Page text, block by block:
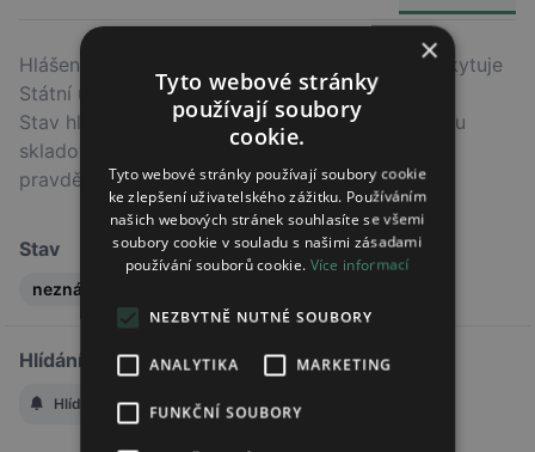
Hlášení o dodávkách přípravku na trh v ČR poskytuje
Státní ústav pro kontrolu léčiv (SÚKL).
Stav hlášení nemusí odpovídat skutečnému stavu
skladových zásob v lékárnách, ale indikuje
pravděpodobný trend.
Stav
neznámý
Hlídání změny stavu
Hlídat změnu stavu
×
Tyto webové stránky
používají soubory
cookie.
Tyto webové stránky používají soubory cookie
ke zlepšení uživatelského zážitku. Používáním
našich webových stránek souhlasíte se všemi
soubory cookie v souladu s našimi zásadami
používání souborů cookie. Více informací
NEZBYTNĚ NUTNÉ SOUBORY
ANALYTIKA MARKETING
FUNKČNÍ SOUBORY